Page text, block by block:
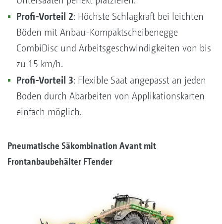
Profi-Vorteil 2: Höchste Schlagkraft bei leichten
Böden mit Anbau-Kompaktscheibenegge
CombiDisc und Arbeitsgeschwindigkeiten von bis
zu 15 km/h.
Profi-Vorteil 3: Flexible Saat angepasst an jeden
Boden durch Abarbeiten von Applikationskarten
einfach möglich.
Pneumatische Säkombination Avant mit
Frontanbaubehälter FTender